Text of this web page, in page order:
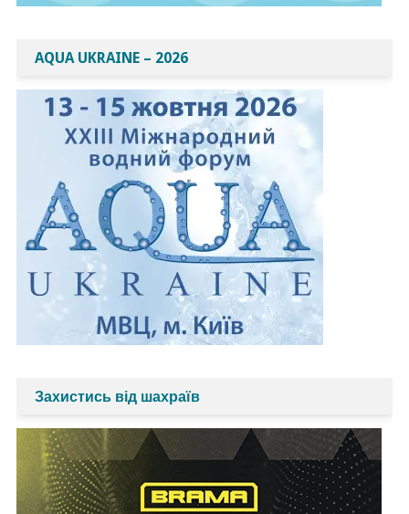
AQUA UKRAINE – 2026
Захистись від шахраїв